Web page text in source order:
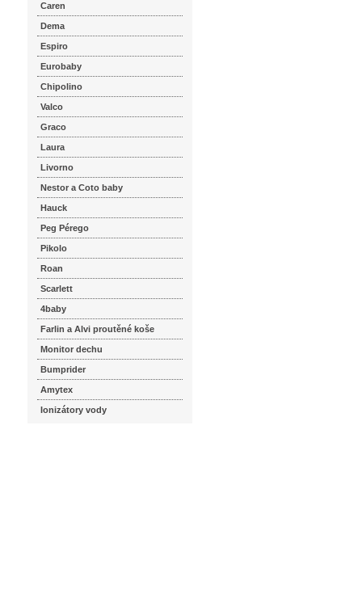
Caren
Dema
Espiro
Eurobaby
Chipolino
Valco
Graco
Laura
Livorno
Nestor a Coto baby
Hauck
Peg Pérego
Pikolo
Roan
Scarlett
4baby
Farlin a Alvi proutěné koše
Monitor dechu
Bumprider
Amytex
Ionizátory vody